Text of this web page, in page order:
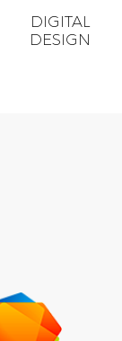
DIGITAL
DESIGN